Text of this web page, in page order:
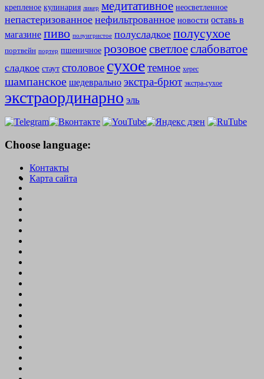
крепленое кулинария ликер медитативное неосветленное
непастеризованное нефильтрованное новости оставь в
магазине пиво полуигристое полусладкое полусухое
портвейн портер пшеничное розовое светлоеслабоватое
сладкое стаут столовое сухоетемное херес
шампанское шедеврально экстра-брют экстра-сухое
экстраординарно эль
Choose language:
Контакты
Карта сайта